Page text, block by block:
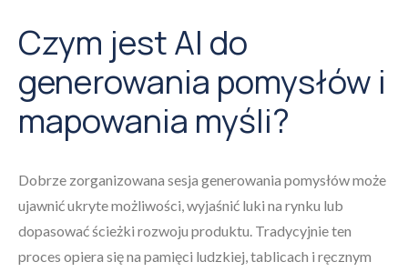
Czym jest AI do
generowania pomysłów i
mapowania myśli?
Dobrze zorganizowana sesja generowania pomysłów może
ujawnić ukryte możliwości, wyjaśnić luki na rynku lub
dopasować ścieżki rozwoju produktu. Tradycyjnie ten
proces opiera się na pamięci ludzkiej, tablicach i ręcznym